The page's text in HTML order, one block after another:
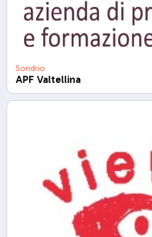
Sondrio
APF Valtellina